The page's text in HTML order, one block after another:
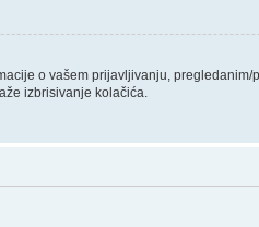
o vašem prijavljivanju,
izbrisivanje kolačića.